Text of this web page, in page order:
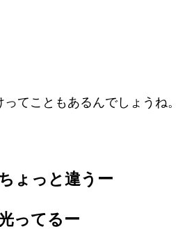
てこともあるんでしょうね。
ょっと違うー
ってるー